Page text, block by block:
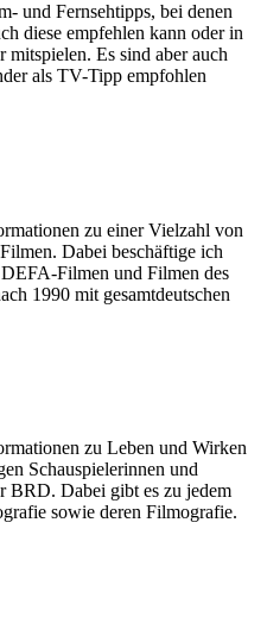
und Fernsehtipps, bei denen
diese empfehlen kann oder in
mitspielen. Es sind aber auch
als TV-Tipp empfohlen
zu einer Vielzahl von
Dabei beschäftige ich
Filmen und Filmen des
1990 mit gesamtdeutschen
zu Leben und Wirken
Schauspielerinnen und
BRD. Dabei gibt es zu jedem
sowie deren Filmografie.